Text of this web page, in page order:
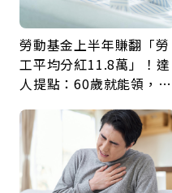
勞動基金上半年賺翻「勞
工平均分紅11.8萬」！達
人提點：60歲就能領，重